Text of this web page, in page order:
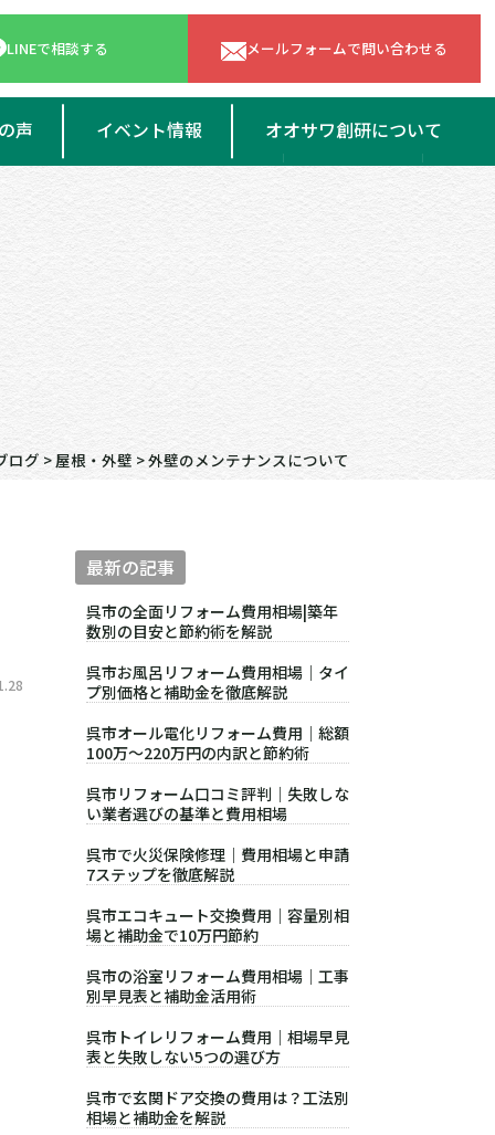
LINEで相談する メールフォームで問い合わせる
声 イベント情報 オオサワ創研について
スタッフ紹介
よくある質問
ログ > 屋根・外壁 >外壁のメンテナンスについて
最新の記事
呉市の全面リフォーム費用相場|築年
数別の目安と節約術を解説
呉市お風呂リフォーム費用相場｜タイ
プ別価格と補助金を徹底解説
呉市オール電化リフォーム費用｜総額
100万〜220万円の内訳と節約術
呉市リフォーム口コミ評判｜失敗しな
い業者選びの基準と費用相場
呉市で火災保険修理｜費用相場と申請
7ステップを徹底解説
呉市エコキュート交換費用｜容量別相
場と補助金で10万円節約
呉市の浴室リフォーム費用相場｜工事
別早見表と補助金活用術
呉市トイレリフォーム費用｜相場早見
表と失敗しない5つの選び方
呉市で玄関ドア交換の費用は？工法別
相場と補助金を解説